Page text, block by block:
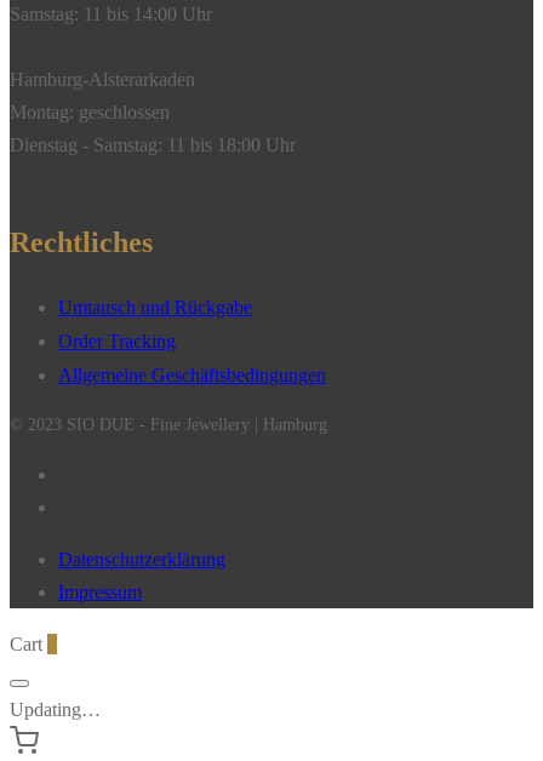
Samstag: 11 bis 14:00 Uhr
Hamburg-Alsterarkaden
Montag: geschlossen
Dienstag - Samstag: 11 bis 18:00 Uhr
Rechtliches
Umtausch und Rückgabe
Order Tracking
Allgemeine Geschäftsbedingungen
© 2023 SIO DUE - Fine Jewellery | Hamburg
Datenschutzerklärung
Impressum
Cart
Updating…